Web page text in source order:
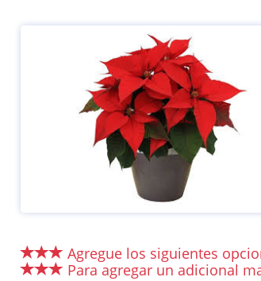
Agregue los siguientes
Para agregar un adicional